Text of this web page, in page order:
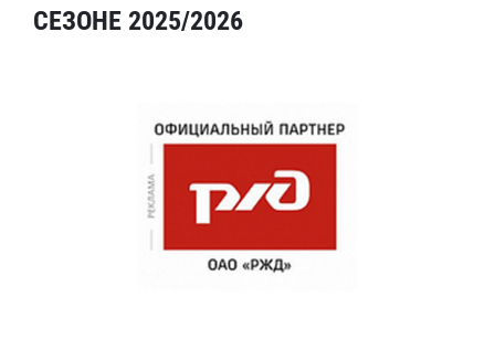
СЕЗОНЕ 2025/2026